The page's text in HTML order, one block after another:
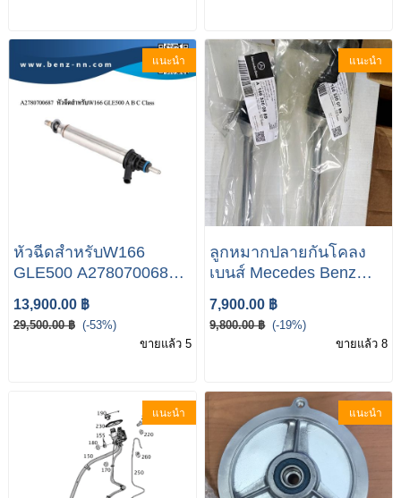
แนะนำ
หัวฉีดสำหรับW166
GLE500 A2780700687
0261500065สำหรับ
Mercedes-BENZ A B C
Class
13,900.00 ฿
29,500.00 ฿ (-53%)
ขายแล้ว 5
แนะนำ
ลูกหมากปลายกันโคลง
เบนส์ Mecedes Benz
GLE/ML166 ML250 GLE
W166
7,900.00 ฿
9,800.00 ฿ (-19%)
ขายแล้ว 8
แนะนำ แนะนำ